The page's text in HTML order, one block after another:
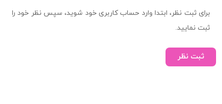
برای ثبت نظر، ابتدا وارد حساب کاربری خود شوید، سپس نظر خود را
ثبت نمایید.
ثبت نظر